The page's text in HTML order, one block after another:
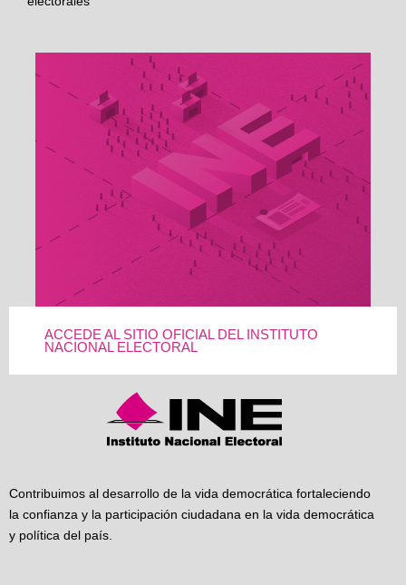
ACCEDE AL SITIO OFICIAL DEL INSTITUTO
NACIONAL ELECTORAL
Contribuimos al desarrollo de la vida democrática fortaleciendo
la confianza y la participación ciudadana en la vida democrática
y política del país.